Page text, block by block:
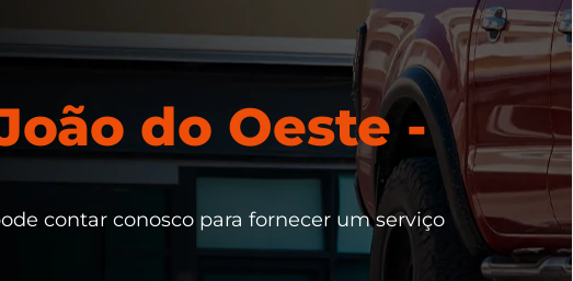
do Oeste -
contar conosco para fornecer um serviço